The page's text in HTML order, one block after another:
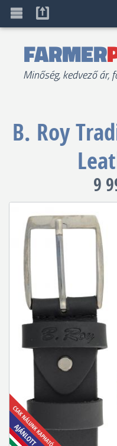
FARMER
Minőség, kedvező ár,
B. Roy
9